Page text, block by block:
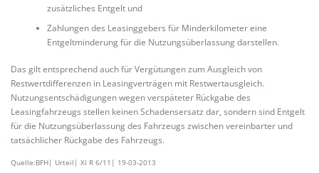
zusätzliches Entgelt und
Zahlungen des Leasinggebers für Minderkilometer eine
Entgeltminderung für die Nutzungsüberlassung darstellen.
Das gilt entsprechend auch für Vergütungen zum Ausgleich von
Restwertdifferenzen in Leasingverträgen mit Restwertausgleich.
Nutzungsentschädigungen wegen verspäteter Rückgabe des
Leasingfahrzeugs stellen keinen Schadensersatz dar, sondern sind Entgelt
für die Nutzungsüberlassung des Fahrzeugs zwischen vereinbarter und
tatsächlicher Rückgabe des Fahrzeugs.
Quelle:BFH| Urteil| XI R 6/11| 19-03-2013